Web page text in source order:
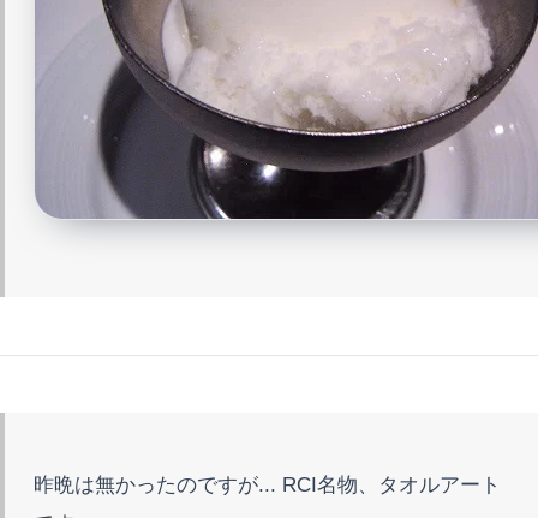
昨晩は無かったのですが... RCI名物、タオルアート